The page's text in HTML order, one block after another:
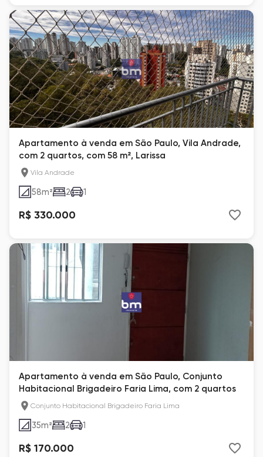
Apartamento à venda em São Paulo, Vila Andrade,
com 2 quartos, com 58 m², Larissa
Vila Andrade
58m² 2 1
R$ 330.000
Apartamento à venda em São Paulo, Conjunto
Habitacional Brigadeiro Faria Lima, com 2 quartos
Conjunto Habitacional Brigadeiro Faria Lima
35m² 2 1
R$ 170.000